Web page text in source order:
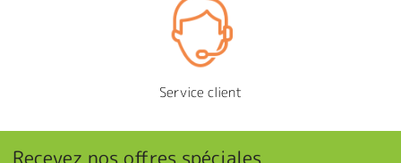
Service client